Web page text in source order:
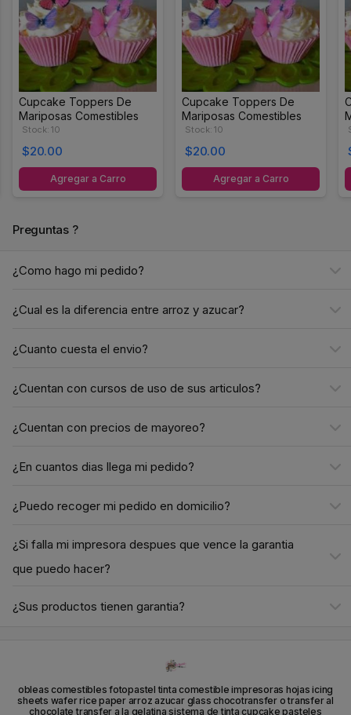
Cupcake Toppers De
Mariposas Comestibles
Stock: 10
$20.00
Agregar a Carro
Cupcake Toppers De
Mariposas Comestibles
Stock: 10
$20.00
Agregar a Carro
Preguntas ?
¿Como hago mi pedido?
¿Cual es la diferencia entre arroz y azucar?
¿Cuanto cuesta el envio?
¿Cuentan con cursos de uso de sus articulos?
¿Cuentan con precios de mayoreo?
¿En cuantos dias llega mi pedido?
¿Puedo recoger mi pedido en domicilio?
¿Si falla mi impresora despues que vence la garantia
que puedo hacer?
¿Sus productos tienen garantia?
obleas comestibles fotopastel tinta comestible impresoras hojas icing
sheets wafer rice paper arroz azucar glass chocotransfer o transfer al
chocolate transfer a la gelatina sistema de tinta cupcake pasteles